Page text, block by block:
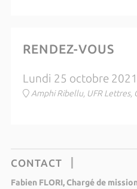
RENDEZ-VOUS
Lundi 25 octobre
Amphi Ribellu, UFR Lettres,
CONTACT
Fabien FLORI, Chargé de